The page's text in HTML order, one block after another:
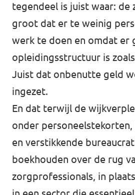
tegendeel is juist waar: de
groot dat er te weinig
werk te doen en omdat er
opleidingsstructuur is
Juist dat onbenutte geld
ingezet.
En dat terwijl de
onder
en verstikkende
boekhouden over de rug
zorgprofessionals, in